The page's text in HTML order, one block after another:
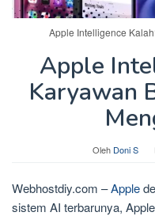
Apple Intelligence
Apple
Karyawan
Oleh Doni S
Webhostdiy.com –Apple
sistem AI terbarunya,